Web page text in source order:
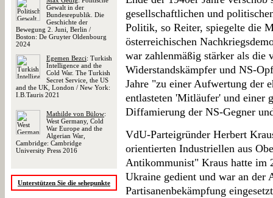
Gewalt in der
Bundesrepublik. Die
Geschichte der
Bewegung 2. Juni, Berlin /
Boston: De Gruyter Oldenbourg
2024
Egemen Bezci: Turkish
Intelligence and the
Cold War. The Turkish
Secret Service, the US
and the UK, London / New York:
I.B.Tauris 2021
Mathilde von Bülow:
West Germany, Cold
War Europe and the
Algerian War,
Cambridge: Cambridge
University Press 2016
Unterstützen Sie die sehepunkte
gesellschaftlichen und
Politik, so Reiter, spiegelte die
österreichischen
war zahlenmäßig stärker als die
Widerstandskämpfer und NS-
Jahre "zu einer Aufwertung der
entlasteten 'Mitläufer' und einer
Diffamierung der NS-Gegner
VdU-Parteigründer Herbert
orientierten Industriellen aus
Antikommunist" Kraus hatte im
Ukraine gedient und war an der
Partisanenbekämpfung